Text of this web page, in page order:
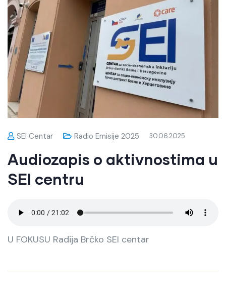
SEI Centar Radio Emisije 2025 30.06.2025
Audiozapis o aktivnostima u
SEI centru
U FOKUSU Radija Brčko SEI centar